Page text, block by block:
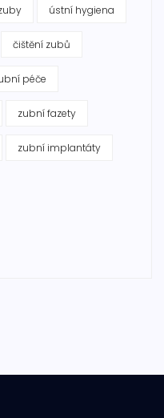
ústní hygiena
čištění zubů
péče
zubní fazety
zubní implantáty